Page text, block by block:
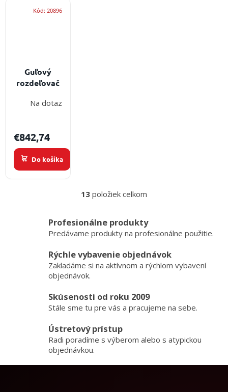
Guľový
rozdeľovač
prúdy AWG
hasiačska
výzbroj
Na dotaz
€842,74
Do košíka
Kód: 20896
O
á
d
c
i
r
v
k
v
ý
13 položiek celkom
Profesionálne produkty
Predávame produkty na profesionálne použitie.
Rýchle vybavenie objednávok
Zakladáme si na aktívnom a rýchlom vybavení
objednávok.
Skúsenosti od roku 2009
Stále sme tu pre vás a pracujeme na sebe.
Ústretový prístup
Radi poradíme s výberom alebo s atypickou
objednávkou.